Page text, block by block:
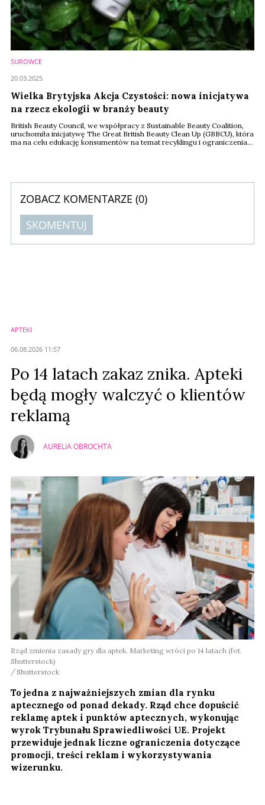
SUROWCE
Wielka Brytyjska Akcja Czystości: nowa inicjatywa
na rzecz ekologii w branży beauty
British Beauty Council, we współpracy z Sustainable Beauty Coalition,
uruchomiła inicjatywę The Great British Beauty Clean Up (GBBCU), która
ma na celu edukację konsumentów na temat recyklingu i ograniczenia
20.03.2025
ZOBACZ KOMENTARZE (0)
SKOMENTUJ
APTEKI
06.08.2026 11:57
Po 14 latach zakaz znika. Apteki
będą mogły walczyć o klientów
reklamą
AURELIA OBROCHTA
Rząd zmienia zasady gry dla aptek. Marketing wróci po 14 latach (fot.
Shutterstock)
Shutterstock
To jedna z najważniejszych zmian dla rynku
aptecznego od ponad dekady. Rząd chce dopuścić
reklamę aptek i punktów aptecznych, wykonując
wyrok Trybunału Sprawiedliwości UE. Projekt
przewiduje jednak liczne ograniczenia dotyczące
promocji, treści reklam i wykorzystywania
wizerunku.